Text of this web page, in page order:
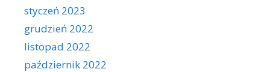
styczeń 2023
grudzień 2022
listopad 2022
październik 2022